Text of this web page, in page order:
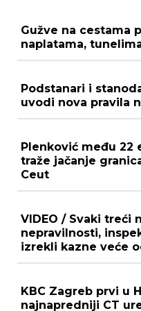
Gužve na cestama
naplatama,
Podstanari i
uvodi nova pravila
Plenković među 22
traže jačanje
Ceut
VIDEO / Svaki treći
nepravilnosti,
izrekli kazne veće
KBC Zagreb prvi u
najnapredniji CT